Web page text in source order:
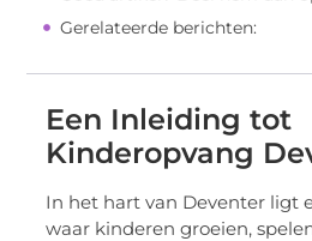
Gerelateerde berichten:
Een Inleiding tot
Kinderopvang
In het hart van Deventer ligt
waar kinderen groeien,